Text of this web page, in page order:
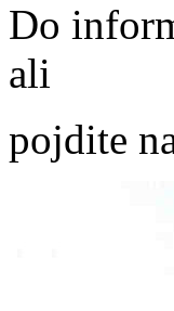
Do
ali
pojdite